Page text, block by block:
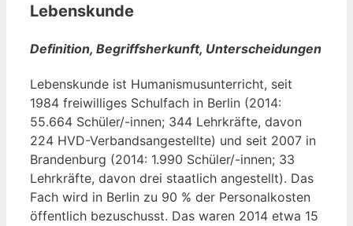
Lebenskunde
Definition, Begriffsherkunft, Unterscheidungen
Lebens­kun­de ist Huma­nis­mus­un­ter­richt, seit
1984 frei­wil­li­ges Schul­fach in Ber­lin (2014:
55.664 Schü­ler/-innen; 344 Lehr­kräf­te, davon
224 HVD-Ver­bands­an­ge­stell­te) und seit 2007 in
Bran­den­burg (2014: 1.990 Schü­ler/-innen; 33
Lehr­kräf­te, davon drei staat­lich ange­stellt). Das
Fach wird in Ber­lin zu 90 % der Per­so­nal­kos­ten
öffent­lich bezu­schusst. Das waren 2014 etwa 15